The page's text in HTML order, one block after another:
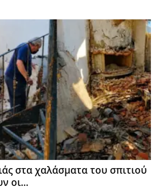
στα χαλάσματα του σπιτιού
οι...